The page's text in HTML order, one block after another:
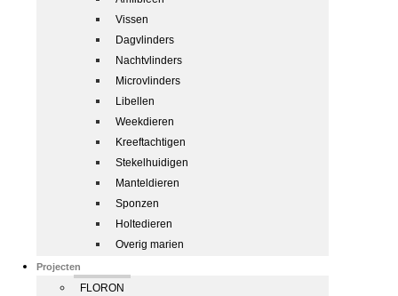
Vissen
Dagvlinders
Nachtvlinders
Microvlinders
Libellen
Weekdieren
Kreeftachtigen
Stekelhuidigen
Manteldieren
Sponzen
Holtedieren
Overig marien
Projecten
FLORON